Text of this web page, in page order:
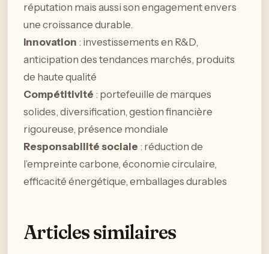
réputation mais aussi son engagement envers
une croissance durable.
Innovation : investissements en R&D,
anticipation des tendances marchés, produits
de haute qualité
Compétitivité : portefeuille de marques
solides, diversification, gestion financière
rigoureuse, présence mondiale
Responsabilité sociale : réduction de
l’empreinte carbone, économie circulaire,
efficacité énergétique, emballages durables
Articles similaires